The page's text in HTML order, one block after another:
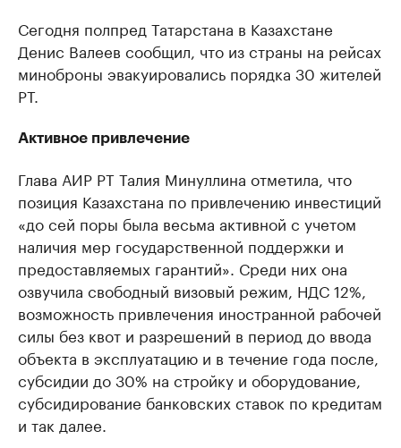
Сегодня полпред Татарстана в Казахстане
Денис Валеев сообщил, что из страны на рейсах
миноброны эвакуировались порядка 30 жителей
РТ.
Активное привлечение
Глава АИР РТ Талия Минуллина отметила, что
позиция Казахстана по привлечению инвестиций
«до сей поры была весьма активной с учетом
наличия мер государственной поддержки и
предоставляемых гарантий». Среди них она
озвучила свободный визовый режим, НДС 12%,
возможность привлечения иностранной рабочей
силы без квот и разрешений в период до ввода
объекта в эксплуатацию и в течение года после,
субсидии до 30% на стройку и оборудование,
субсидирование банковских ставок по кредитам
и так далее.